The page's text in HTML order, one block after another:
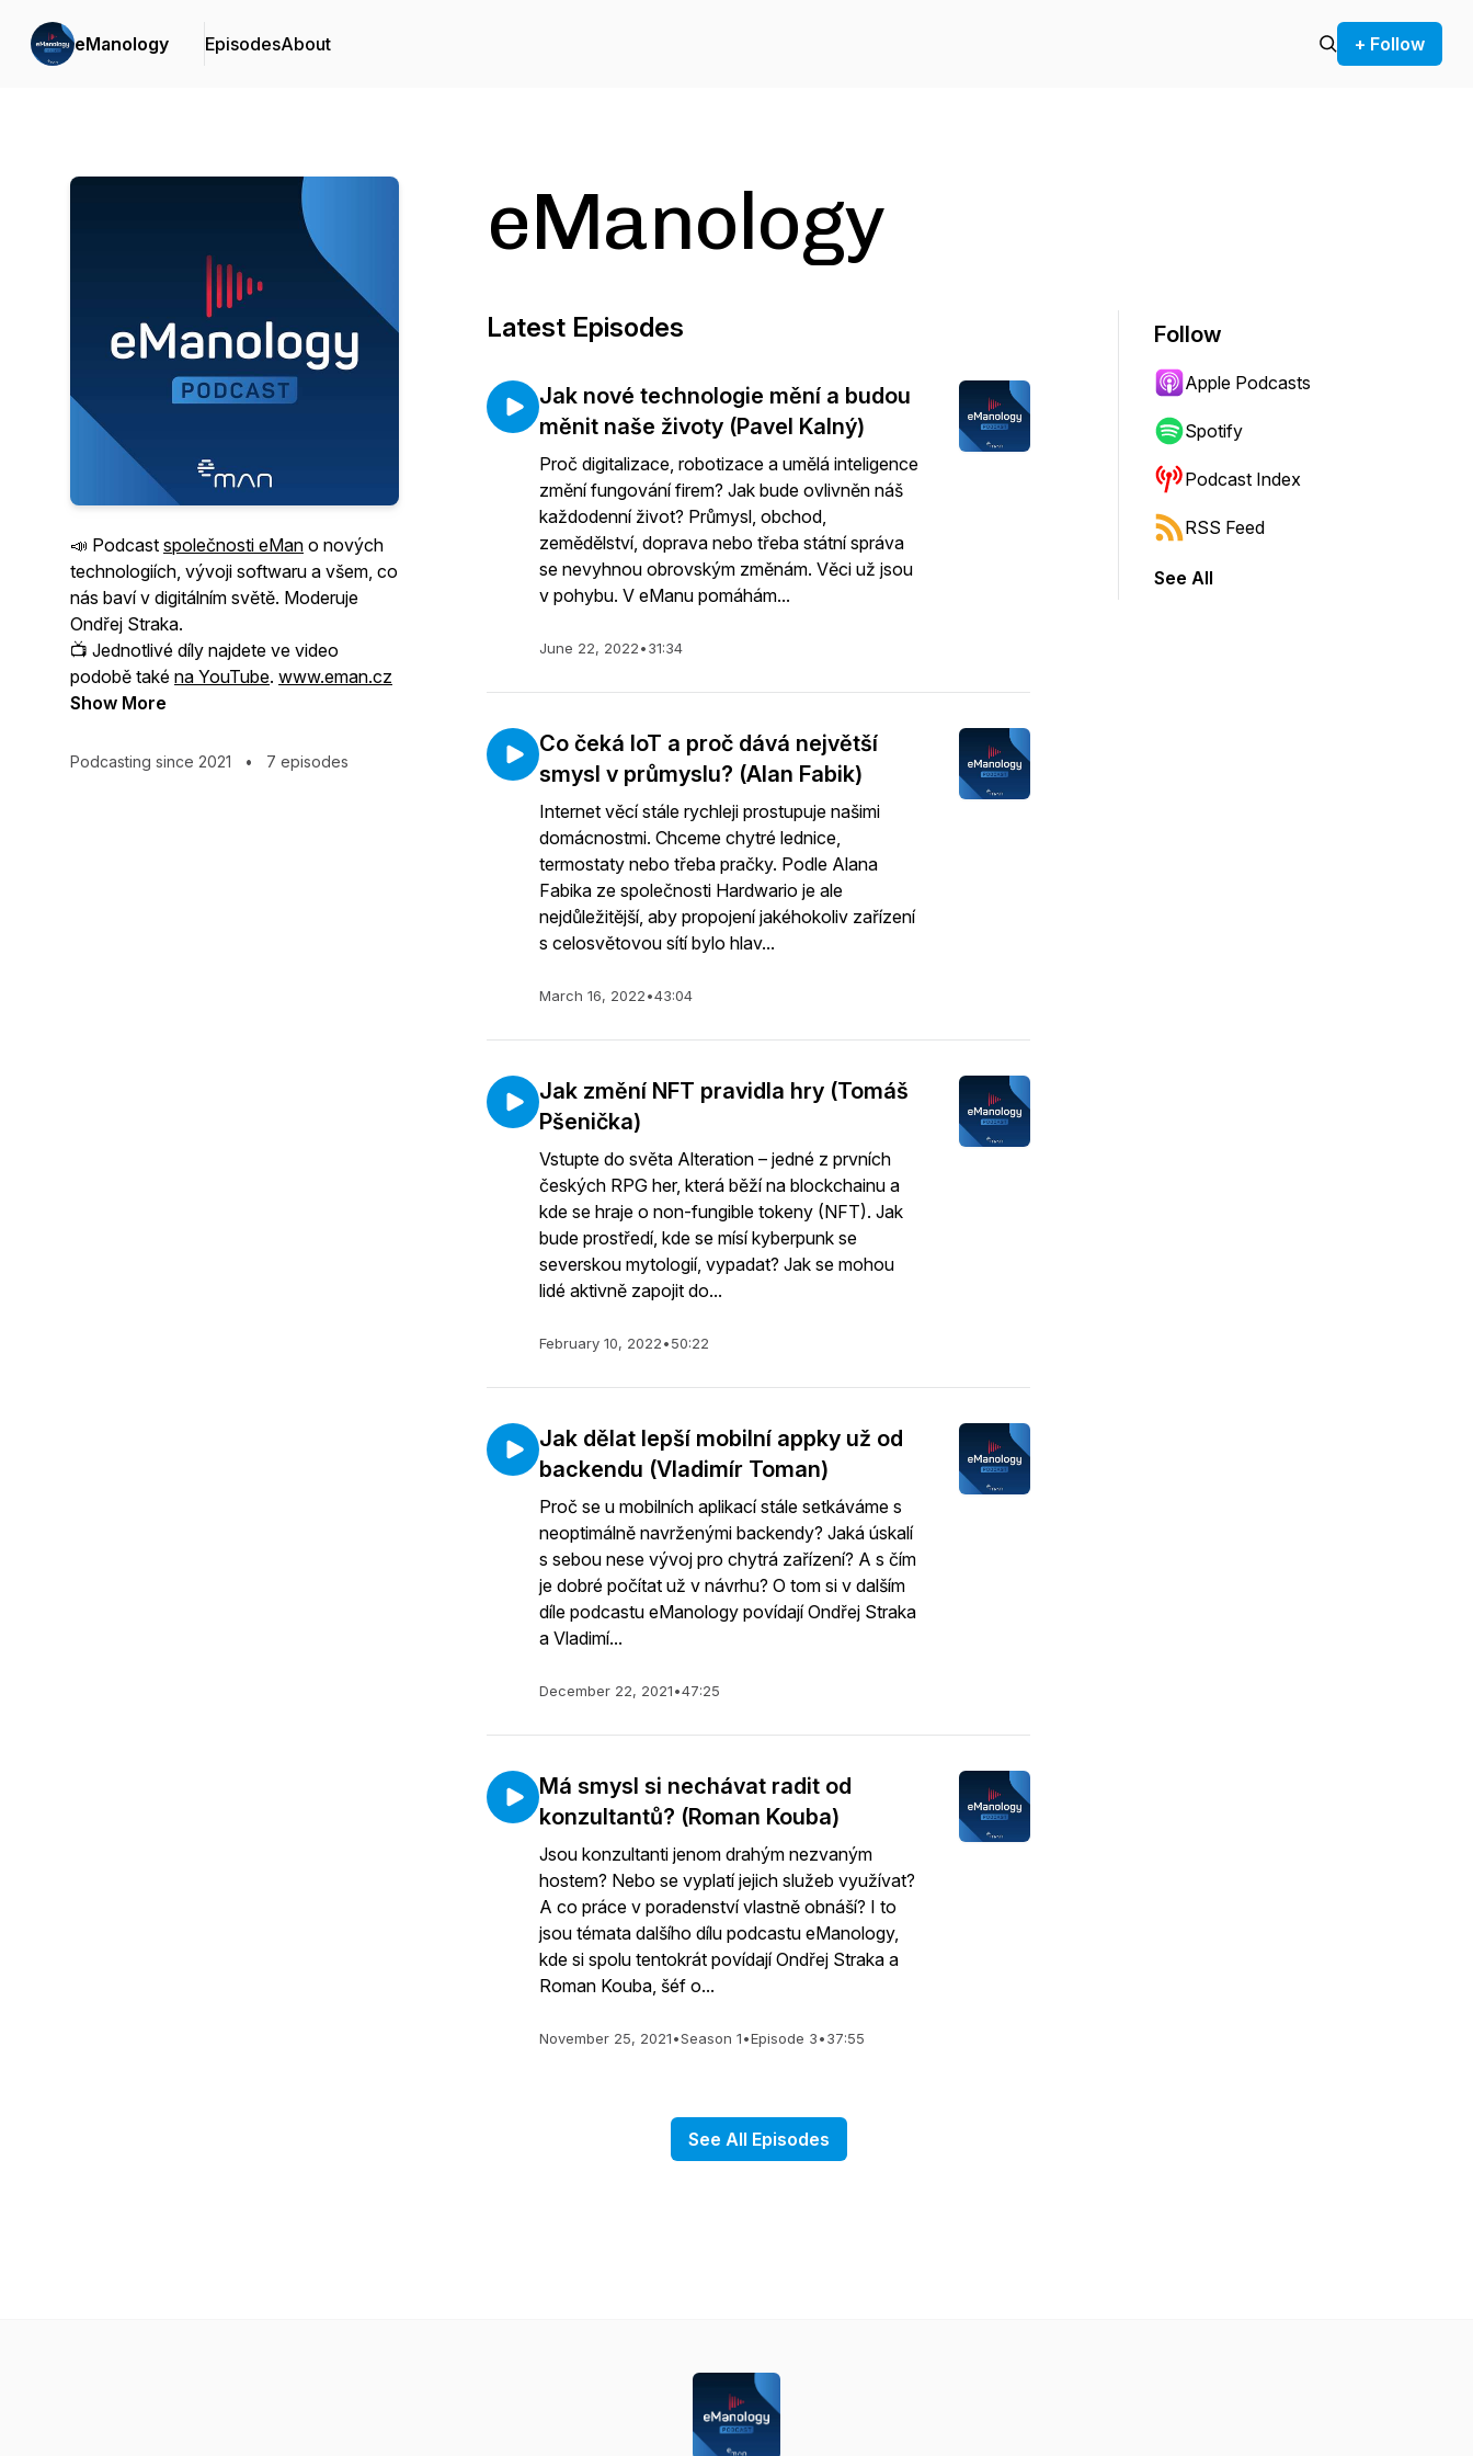
eManology EpisodesAbout + Follow
📣 Podcast společnosti eMan o nových
technologiích, vývoji softwaru a všem, co
nás baví v digitálním světě. Moderuje
Ondřej Straka.
📺 Jednotlivé díly najdete ve video
podobě také na YouTube. www.eman.cz
Show More
Podcasting since 2021 • 7 episodes
eManology
Latest Episodes
Jak nové technologie mění a budou
měnit naše životy (Pavel Kalný)
Proč digitalizace, robotizace a umělá inteligence
změní fungování firem? Jak bude ovlivněn náš
každodenní život? Průmysl, obchod,
zemědělství, doprava nebo třeba státní správa
se nevyhnou obrovským změnám. Věci už jsou
v pohybu. V eManu pomáhám...
June 22, 2022•31:34
Co čeká IoT a proč dává největší
smysl v průmyslu? (Alan Fabik)
Internet věcí stále rychleji prostupuje našimi
domácnostmi. Chceme chytré lednice,
termostaty nebo třeba pračky. Podle Alana
Fabika ze společnosti Hardwario je ale
nejdůležitější, aby propojení jakéhokoliv zařízení
s celosvětovou sítí bylo hlav...
March 16, 2022•43:04
Jak změní NFT pravidla hry (Tomáš
Pšenička)
Vstupte do světa Alteration – jedné z prvních
českých RPG her, která běží na blockchainu a
kde se hraje o non-fungible tokeny (NFT). Jak
bude prostředí, kde se mísí kyberpunk se
severskou mytologií, vypadat? Jak se mohou
lidé aktivně zapojit do...
February 10, 2022•50:22
Jak dělat lepší mobilní appky už od
backendu (Vladimír Toman)
Proč se u mobilních aplikací stále setkáváme s
neoptimálně navrženými backendy? Jaká úskalí
s sebou nese vývoj pro chytrá zařízení? A s čím
je dobré počítat už v návrhu? O tom si v dalším
díle podcastu eManology povídají Ondřej Straka
a Vladimí...
December 22, 2021•47:25
Má smysl si nechávat radit od
konzultantů? (Roman Kouba)
Jsou konzultanti jenom drahým nezvaným
hostem? Nebo se vyplatí jejich služeb využívat?
A co práce v poradenství vlastně obnáší? I to
jsou témata dalšího dílu podcastu eManology,
kde si spolu tentokrát povídají Ondřej Straka a
Roman Kouba, šéf o...
November 25, 2021•Season 1•Episode 3•37:55
See All Episodes
Follow
Apple Podcasts
Spotify
Podcast Index
RSS Feed
See All